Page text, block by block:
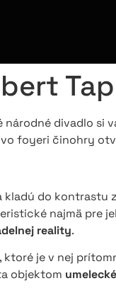
národné divadlo si
vo foyeri činohry
kladú do
najmä pre
reality.
, ktoré je v nej
objektom